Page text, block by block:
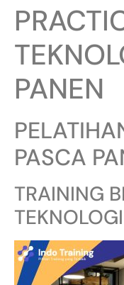
PANEN
PASCA
TRAINING